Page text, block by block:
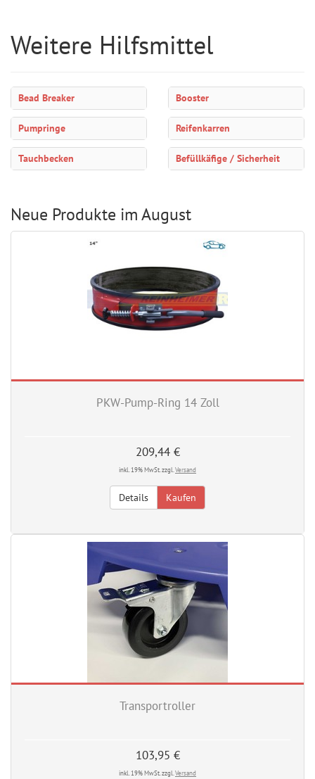
Weitere Hilfsmittel
Bead Breaker Booster
Pumpringe Reifenkarren
Tauchbecken Befüllkäfige / Sicherheit
Neue Produkte im August
PKW-Pump-Ring 14 Zoll
209,44 €
inkl. 19% MwSt. zzgl. Versand
Details Kaufen
Transportroller
103,95 €
inkl. 19% MwSt. zzgl. Versand